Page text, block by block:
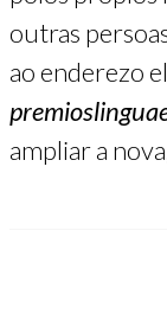
outras
ao enderezo
ampliar a